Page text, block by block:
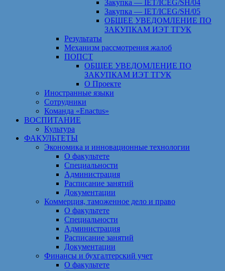
Закупка — IET/ICEG/SH/04
Закупка — IET/ICEG/SH/05
ОБЩЕЕ УВЕДОМЛЕНИЕ ПО
ЗАКУПКАМ ИЭТ ТГУК
Результаты
Механизм рассмотрения жалоб
ПОПСТ
ОБЩЕЕ УВЕДОМЛЕНИЕ ПО
ЗАКУПКАМ ИЭТ ТГУК
О Проекте
Иностранные языки
Сотрудники
Команда «Enactus»
ВОСПИТАНИЕ
Культура
ФАКУЛЬТЕТЫ
Экономика и инновационные технологии
О факультете
Специальности
Администрация
Расписание занятий
Документации
Коммерция, таможенное дело и право
О факультете
Специальности
Администрация
Расписание занятий
Документации
Финансы и бухгалтерский учет
О факультете